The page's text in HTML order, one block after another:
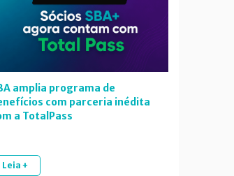
amplia programa de
com parceria inédita
a TotalPass
Leia +